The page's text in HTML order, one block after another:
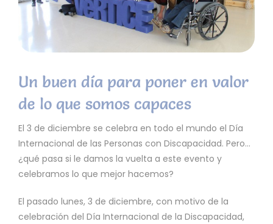
Un buen día para poner en valor
de lo que somos capaces
El 3 de diciembre se celebra en todo el mundo el Día
Internacional de las Personas con Discapacidad. Pero…
¿qué pasa si le damos la vuelta a este evento y
celebramos lo que mejor hacemos?
El pasado lunes, 3 de diciembre, con motivo de la
celebración del Día Internacional de la Discapacidad,